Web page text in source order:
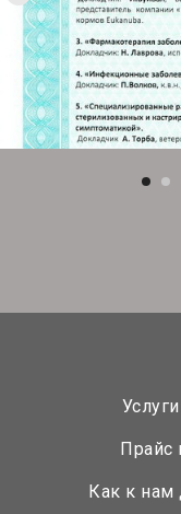
Услуги
Прайс
Как к нам